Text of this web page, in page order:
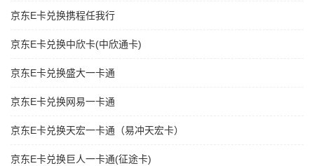
京东E卡兑换携程任我行
京东E卡兑换中欣卡(中欣通卡)
京东E卡兑换盛大一卡通
京东E卡兑换网易一卡通
京东E卡兑换天宏一卡通（易冲天宏卡）
京东E卡兑换巨人一卡通(征途卡)